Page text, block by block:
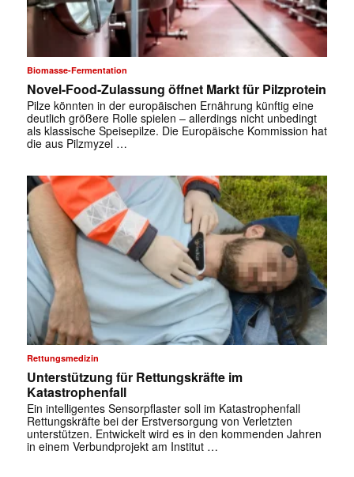
Biomasse-Fermentation
Novel-Food-Zulassung öffnet Markt für Pilzprotein
Pilze könnten in der europäischen Ernährung künftig eine
deutlich größere Rolle spielen – allerdings nicht unbedingt
als klassische Speisepilze. Die Europäische Kommission hat
die aus Pilzmyzel …
Rettungsmedizin
Unterstützung für Rettungskräfte im
Katastrophenfall
Ein intelligentes Sensorpflaster soll im Katastrophenfall
Rettungskräfte bei der Erstversorgung von Verletzten
unterstützen. Entwickelt wird es in den kommenden Jahren
in einem Verbundprojekt am Institut …